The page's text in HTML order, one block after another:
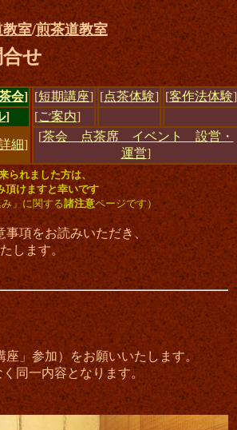
室/煎茶道教室
せ
会] [短期講座] [点茶体験] [客作法体験]
] [ご案内]
細]
[茶会 点茶席 イベント 設営・
運営]
られました方は、
頂けますと幸いです
」に関する諸注意ページです）
事項をお読みいただき、
します。
座」参加）をお願いいたします。
同一内容となります。